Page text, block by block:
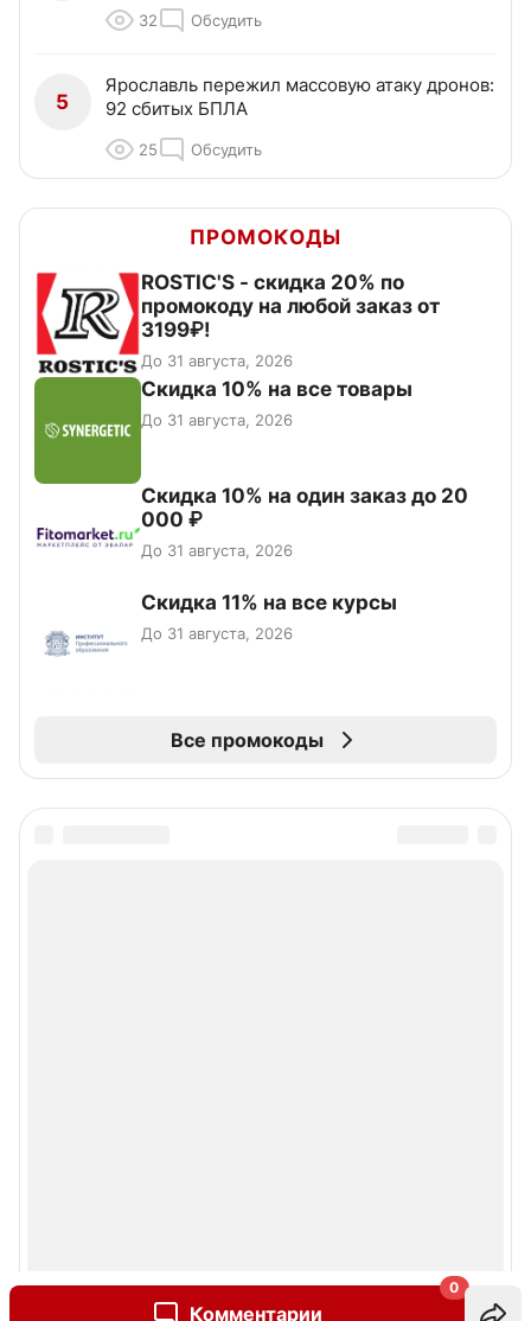
Комментарии
0
32 Обсудить
5
Ярославль пережил массовую атаку дронов:
92 сбитых БПЛА
25 Обсудить
ПРОМОКОДЫ
ROSTIC'S - скидка 20% по
промокоду на любой заказ от
3199₽!
До 31 августа, 2026
Скидка 10% на все товары
До 31 августа, 2026
Скидка 10% на один заказ до 20
000 ₽
До 31 августа, 2026
Скидка 11% на все курсы
До 31 августа, 2026
Все промокоды